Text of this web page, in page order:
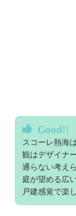
Good!!
スコーレ熱海
観はデザイナ
通らない考え
庭が望める広
戸建感覚で楽